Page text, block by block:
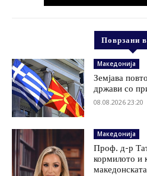
Поврзани
Македонија
Земјава
држави со
08.08.2026 23:20
Македонија
Проф. д-р
кормилото и